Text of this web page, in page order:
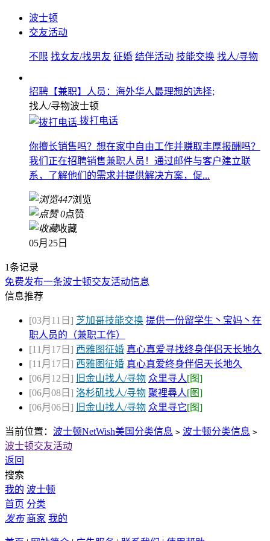
波士顿
交友活动
不限 找女友/找男友 征婚 结伴活动 技能交换 找人/寻物
招聘【兼职】人员：海外华人最理想的选择;
找人/寻物波士顿
拨打电话
你擅长销售吗？想在家中自由工作并赚取丰厚报酬吗？
我们正在招聘销售兼职人员！通过邮件与客户建立联
系，了解他们的需求并提供解决方案，促...
447浏览
0点赞
收藏
05月25日
1条记录
免费发布一条波士顿交友活动信息
信息推荐
[03月11日] 芝加哥技能交换 提供一份留学生丶宝妈丶在
职人员的（兼职工作）
[11月17日] 西雅图征婚 真心真爱寻找终身伴侣天长地久
[11月17日] 西雅图征婚 真心真爱终身伴侣天长地久
[06月12日]
旧金山找人/寻物 众里寻人[图]
[06月08日] 洛杉矶找人/寻物 聚裡尋人[图]
[06月06日]
旧金山找人/寻物 众里寻它[图]
当前位置： 波士顿NetWish美国分类信息 > 波士顿分类信息 >
波士顿交友活动
返回
搜索
我的 波士顿
首页 分类
发布 商家 我的